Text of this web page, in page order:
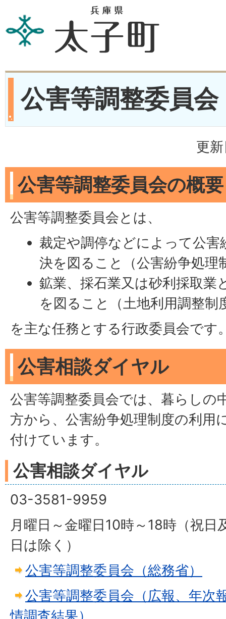
公害等調整委員
更
公害等調整委員会の概要
公害等調整委員会とは、
裁定や調停などによって公害
決を図ること（公害紛争処理
鉱業、採石業又は砂利採取業
を図ること（土地利用調整制
を主な任務とする行政委員会です
公害相談ダイヤル
公害等調整委員会では、暮らしの
方から、公害紛争処理制度の利用
付けています。
公害相談ダイヤル
03-3581-9959
月曜日～金曜日10時～18時（祝日
日は除く）
公害等調整委員会（総務省）
公害等調整委員会（広報、年次